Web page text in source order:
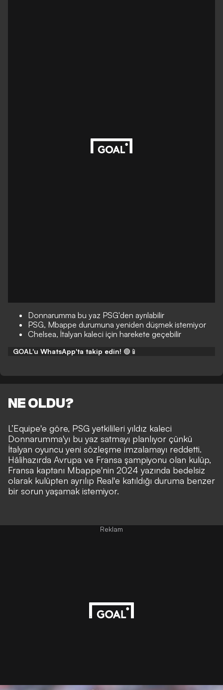
Donnarumma bu yaz PSG'den ayrılabilir
PSG, Mbappe durumuna yeniden düşmek istemiyor
Chelsea, İtalyan kaleci için harekete geçebilir
GOAL'u WhatsApp'ta takip edin! 🟢📱
NE OLDU?
L’Equipe'e göre, PSG yetkilileri yıldız kaleci
Donnarumma'yı bu yaz satmayı planlıyor çünkü
İtalyan oyuncu yeni sözleşme imzalamayı reddetti.
Hâlihazırda Avrupa ve Fransa şampiyonu olan kulüp,
Fransa kaptanı Mbappe'nin 2024 yazında bedelsiz
olarak kulüpten ayrılıp Real'e katıldığı duruma benzer
bir sorun yaşamak istemiyor.
Reklam